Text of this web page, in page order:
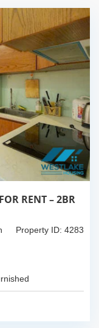
RENT – 2BR
Property ID: 4283